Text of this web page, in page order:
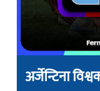
अर्जेन्टिना